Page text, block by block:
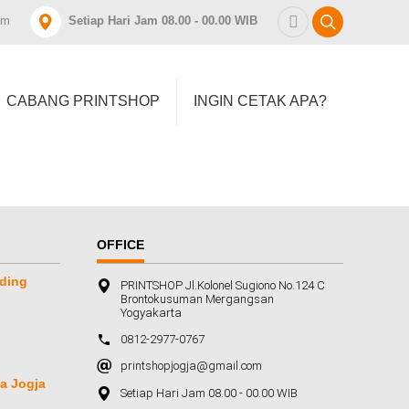
Setiap Hari Jam 08.00 - 00.00 WIB
CABANG PRINTSHOP INGIN CETAK APA?
Jogja
OFFICE
PRINTSHOP Jl.Kolonel Sugiono No.124 C
Brontokusuman Mergangsan
Yogyakarta
0812-2977-0767
printshopjogja@gmail.com
Setiap Hari Jam 08.00 - 00.00 WIB